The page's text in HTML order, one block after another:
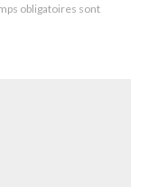
obligatoires sont